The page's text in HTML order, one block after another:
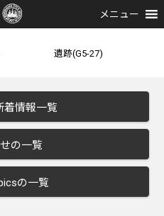
メニュー
遺跡(G5-27)
着情報一覧
の一覧
の一覧